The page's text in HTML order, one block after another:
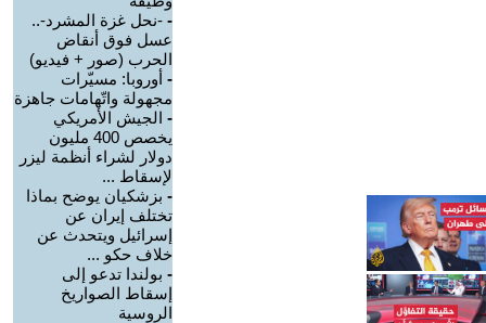
- -نحل غزة المشرد-..
عسل فوق أنقاض
الحرب (صور + فيديو)
- أوروبا: مسيّرات
مجهولة واتّهامات جاهزة
- الجيش الأمريكي
يخصص 400 مليون
دولار لشراء أنظمة ليزر
لإسقاط ...
- بزشكيان يوضح بماذا
تختلف إيران عن
إسرائيل ويتحدث عن
خلاف حكو ...
- بولندا تدعو إلى
إسقاط الصواريخ
الروسية